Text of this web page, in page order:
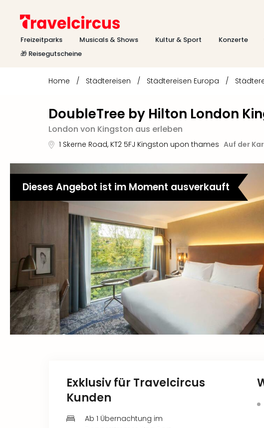
Freizeitparks Musicals & Shows Kultur & Sport Konzerte
🎁 Reisegutscheine
Home / Städtereisen / Städtereisen Europa /
DoubleTree by Hilton London
London von Kingston aus erleben
1 Skerne Road, KT2 5FJ Kingston upon thames Auf der
Dieses Angebot ist im Moment ausverkauft
Exklusiv für Travelcircus
Kunden
Ab 1 Übernachtung im